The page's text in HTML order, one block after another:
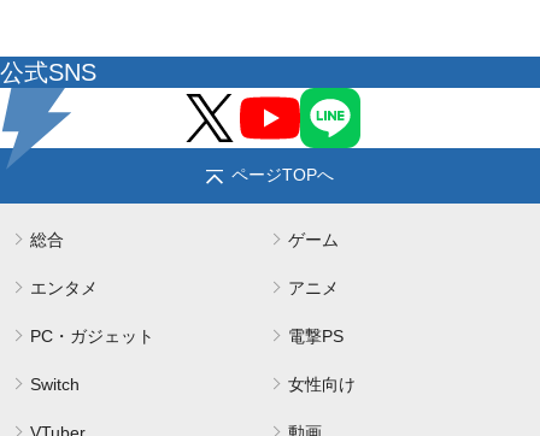
公式SNS
ページTOPへ
総合 ゲーム
エンタメ アニメ
PC・ガジェット 電撃PS
Switch 女性向け